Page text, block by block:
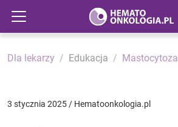
Dla lekarzy Edukacja Mastocytoza
3 stycznia 2025 / Hematoonkologia.pl